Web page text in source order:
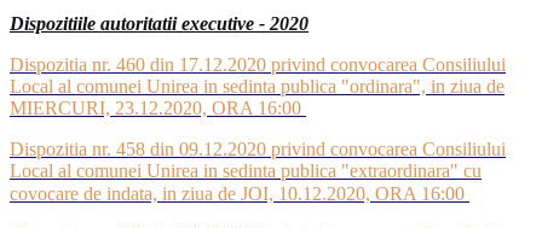
Dispozitiile autoritatii executive - 2020
Dispozitia nr. 460 din 17.12.2020 privind convocarea Consiliului
Local al comunei Unirea in sedinta publica "ordinara", in ziua de
MIERCURI, 23.12.2020, ORA 16:00
Dispozitia nr. 458 din 09.12.2020 privind convocarea Consiliului
Local al comunei Unirea in sedinta publica "extraordinara" cu
covocare de indata, in ziua de JOI, 10.12.2020, ORA 16:00